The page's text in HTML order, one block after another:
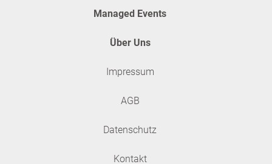
Managed Events
Über Uns
Impressum
AGB
Datenschutz
Kontakt